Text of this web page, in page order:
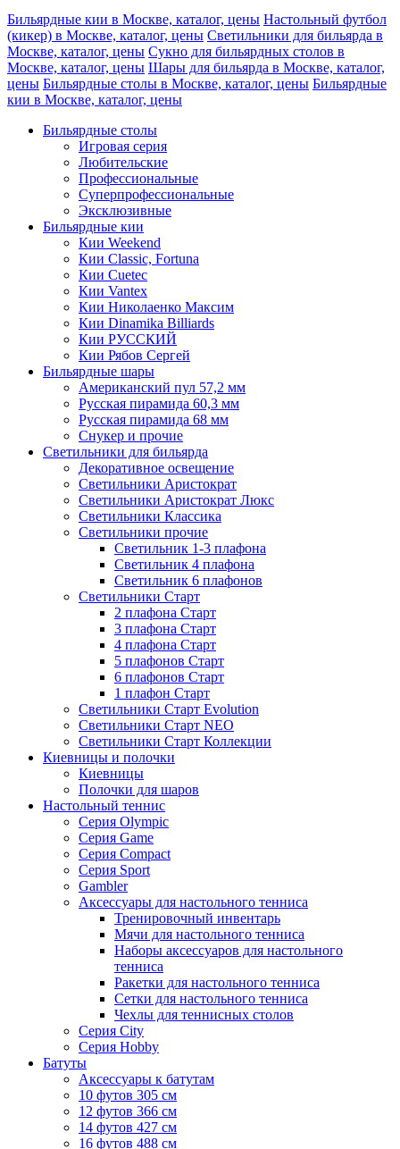
Бильярдные кии в Москве, каталог, цены Настольный футбол
(кикер) в Москве, каталог, цены Светильники для бильярда в
Москве, каталог, цены Сукно для бильярдных столов в
Москве, каталог, цены Шары для бильярда в Москве, каталог,
цены Бильярдные столы в Москве, каталог, цены Бильярдные
кии в Москве, каталог, цены
Бильярдные столы
Игровая серия
Любительские
Профессиональные
Суперпрофессиональные
Эксклюзивные
Бильярдные кии
Кии Weekend
Кии Classic, Fortuna
Кии Cuetec
Кии Vantex
Кии Николаенко Максим
Кии Dinamika Billiards
Кии РУССКИЙ
Кии Рябов Сергей
Бильярдные шары
Американский пул 57,2 мм
Русская пирамида 60,3 мм
Русская пирамида 68 мм
Снукер и прочие
Светильники для бильярда
Декоративное освещение
Светильники Аристократ
Светильники Аристократ Люкс
Светильники Классика
Светильники прочие
Светильник 1-3 плафона
Светильник 4 плафона
Светильник 6 плафонов
Светильники Старт
2 плафона Старт
3 плафона Старт
4 плафона Старт
5 плафонов Старт
6 плафонов Старт
1 плафон Старт
Светильники Старт Evolution
Светильники Старт NEO
Светильники Старт Коллекции
Киевницы и полочки
Киевницы
Полочки для шаров
Настольный теннис
Серия Olympic
Серия Game
Серия Compact
Серия Sport
Gambler
Аксессуары для настольного тенниса
Тренировочный инвентарь
Мячи для настольного тенниса
Наборы аксессуаров для настольного
тенниса
Ракетки для настольного тенниса
Сетки для настольного тенниса
Чехлы для теннисных столов
Серия City
Серия Hobby
Батуты
Аксессуары к батутам
10 футов 305 см
12 футов 366 см
14 футов 427 см
16 футов 488 см